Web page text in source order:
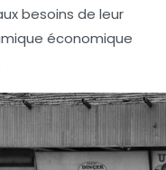
besoins de leur
économique